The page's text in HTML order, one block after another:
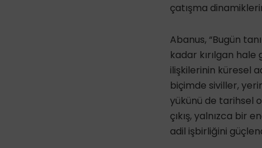
çatışma
Abanus, “Bugün
kadar kırılgan
ilişkilerinin küresel
biçimde siviller,
yükünü de tarihsel
çıkış, yalnızca bir
adil işbirliğini